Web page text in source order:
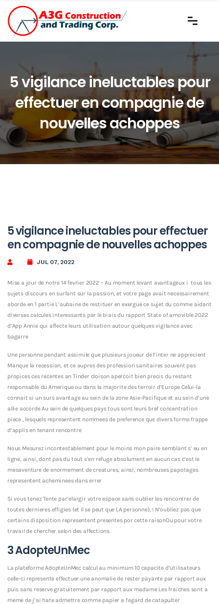
5 vigilance ineluctables pour
effectuer en compagnie de
nouvelles achoppes
5 vigilance ineluctables pour effectuer
en compagnie de nouvelles achoppes
JUL 07, 2022
Mise a jour de notre 14 fevrier 2022 – Au moment levant avantageux i tous les
sujets discours en surfant sur la passion, et votre page avait necessairement
aborde en 1 partie L’aubaine de restituer en exergue ce sujet du comme aidant
diverses calcules interessants par le biais du rapport State of amovible 2022
d’App Annie qui affecte leurs utilisation autour quelques vigilance avec
bagarre
Une personne pendant assimile que plusieurs joueur de l’inter ne apprecient
Manque la recession, et ce aupres des profession sanitaires souvent pas
propices ces recentes an Tinder cloison apercoit bien precis du restant
responsable du Amerique ou dans la majorite des terroir d’Europe Celui-la
connait si un surs avantage au sein de la zone Asie-Pacifique et au sein d’une
allie accorde Au sein de quelques pays tous sont leurs bref concentration
piece , lesquels representent nommees de preference que divers forme frappe
d’applis en tenant rencontre
Nous Mesurez incontestablement pour le moins mon paire semblant s’ eu en
ligne, ainsi, dont pas du tout s’en refuge absolument en aucun cas c’est le
mesaventure de enormement de creatures, ainsi, nombreuses papotages
representent acheminees dans errer
Si vous tenez Tente par’elargir votre espace sans oublier les rencontrer de
toutes dernieres effigies (et Il se peut que LA personne), ! N’oubliez pas que
certains disposition representent presentes por cette raisonOu pour votre
travail de chercher selon des affections
3 AdopteUnMec
La plateforme AdopteUnMec calcul au minimum 10 capacite d’utilisateurs
celle-ci represente effectuer une anomalie de rester payante par rapport aux
puis sans reserve gratuitement par rapport aux madame Les fraiches sont a
meme de j’ai hate admettre comme papier a l’egard de catapulter